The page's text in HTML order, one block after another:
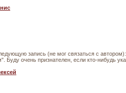
запись (не мог связаться с
Буду очень признателен, если кто-нибудь